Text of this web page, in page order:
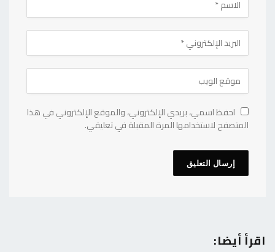
احفظ اسمي، بريدي الإلكتروني، والموقع الإلكتروني في هذا
المتصفح لاستخدامها المرة المقبلة في تعليقي.
اقرأ أيضا: